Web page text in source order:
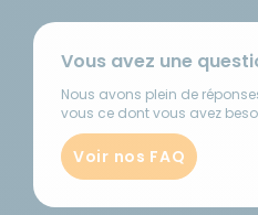
Vous avez une
Nous avons plein de
vous ce dont vous avez
Voir nos FAQ